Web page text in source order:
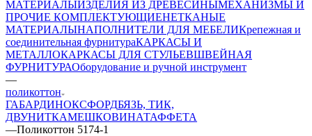
МАТЕРИАЛЫИЗДЕЛИЯ ИЗ ДРЕВЕСИНЫМЕХАНИЗМЫ И
ПРОЧИЕ КОМПЛЕКТУЮЩИЕНЕТКАНЫЕ
МАТЕРИАЛЫНАПОЛНИТЕЛИ ДЛЯ МЕБЕЛИКрепежная и
соединительная фурнитураКАРКАСЫ И
МЕТАЛЛОКАРКАСЫ ДЛЯ СТУЛЬЕВШВЕЙНАЯ
ФУРНИТУРАОборудование и ручной инструмент
—
поликоттон
ГАБАРДИНОКСФОРДБЯЗЬ, ТИК,
ДВУНИТКАМЕШКОВИНАТАФФЕТА
—Поликоттон 5174-1